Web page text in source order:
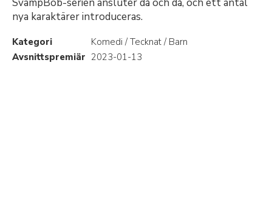
nya karaktärer introduceras.
Kategori
Komedi / Tecknat / Barn
Avsnittspremiär 2023-01-13